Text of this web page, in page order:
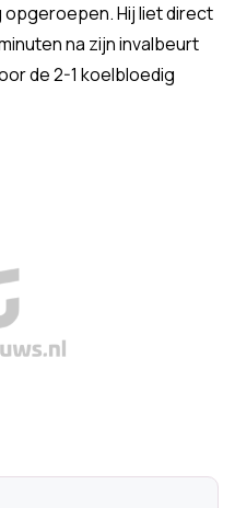
Hij liet direct
na zijn invalbeurt
de 2-1 koelbloedig